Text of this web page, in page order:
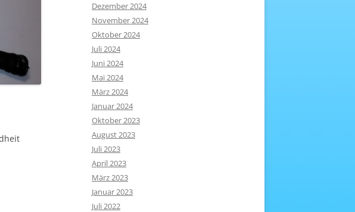
Dezember 2024
November 2024
Oktober 2024
Juli 2024
Juni 2024
Mai 2024
März 2024
Januar 2024
Oktober 2023
August 2023
Juli 2023
April 2023
März 2023
Januar 2023
Juli 2022